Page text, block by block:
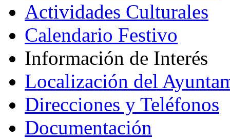
Actividades Culturales
Calendario Festivo
Información de Interés
Localización del
Direcciones y Teléfonos
Documentación